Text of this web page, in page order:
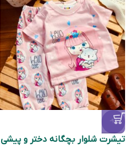
-9%
تیشرت شلوار بچگانه دختر و پیشی